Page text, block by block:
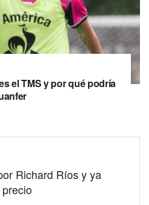
el TMS y por qué podría
Richard Ríos y ya